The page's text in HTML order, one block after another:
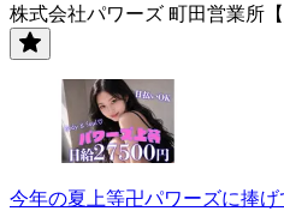
株式会社パワーズ 町田営業所
今年の夏上等卍パワーズに捧